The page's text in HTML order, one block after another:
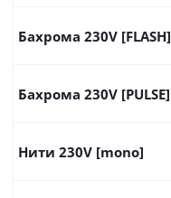
Бахрома 230V [FLASH]
Бахрома 230V [PULSE]
Нити 230V [mono]